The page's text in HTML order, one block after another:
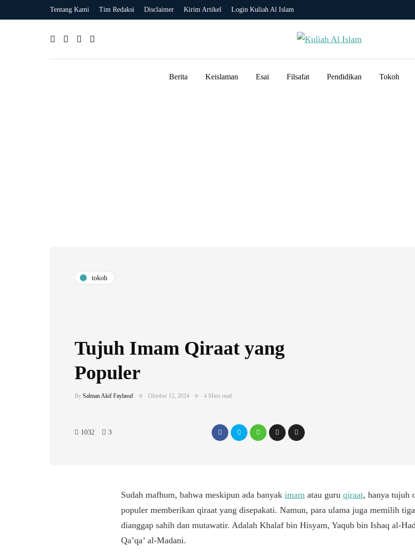
Tentang Kami Tim Redaksi Disclaimer Kirim Artikel Login Kuliah Al Islam
Berita Keislaman Esai Filsafat Pendidikan Tokoh
tokoh
Tujuh Imam Qiraat yang
Populer
By Salman Akif Faylasuf Oktober 12, 2024 4 Mins read
1032 3
Sudah mafhum, bahwa meskipun ada banyak imam atau guru qiraat, hanya tujuh
populer memberikan qiraat yang disepakati. Namun, para ulama juga memilih
dianggap sahih dan mutawatir. Adalah Khalaf bin Hisyam, Yaqub bin Ishaq al-
Qa’qa’ al-Madani.